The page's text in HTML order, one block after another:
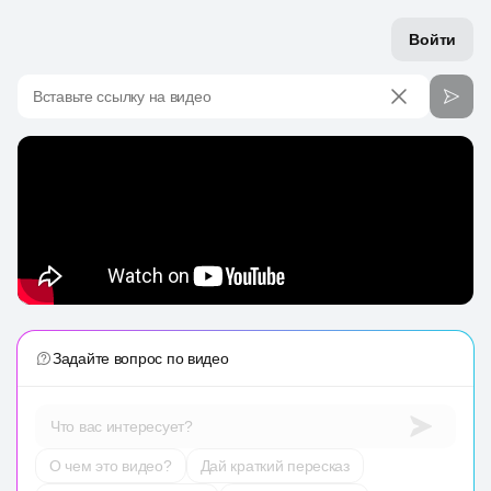
Войти
Вставьте ссылку на видео
Задайте вопрос по видео
Что вас интересует?
О чем это видео?
Дай краткий пересказ